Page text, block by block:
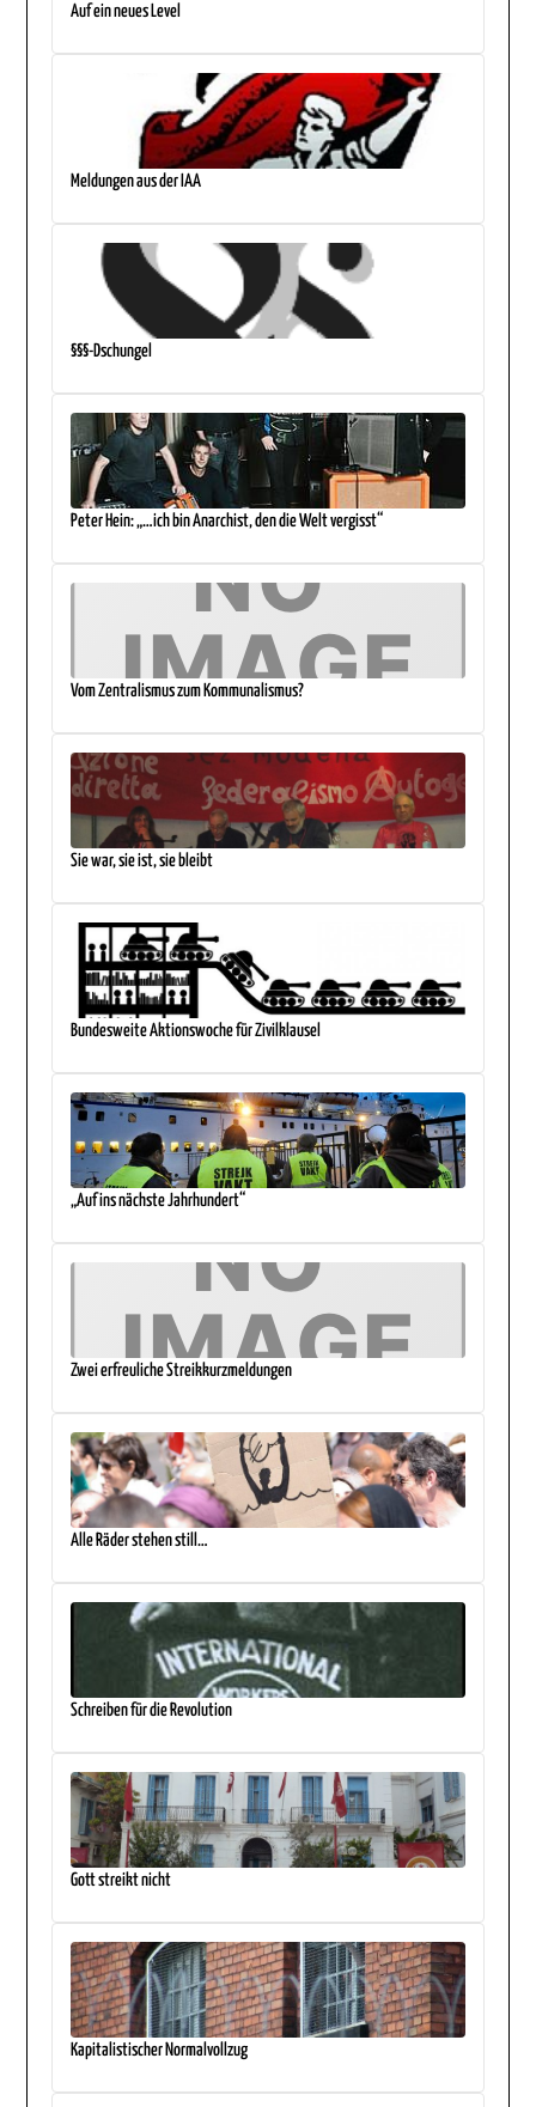
Auf ein neues Level
Meldungen aus der IAA
§§§-Dschungel
Peter Hein: „…ich bin Anarchist, den die Welt vergisst“
Vom Zentralismus zum Kommunalismus?
Sie war, sie ist, sie bleibt
Bundesweite Aktionswoche für Zivilklausel
„Auf ins nächste Jahrhundert“
Zwei erfreuliche Streikkurzmeldungen
Alle Räder stehen still…
Schreiben für die Revolution
Gott streikt nicht
Kapitalistischer Normalvollzug